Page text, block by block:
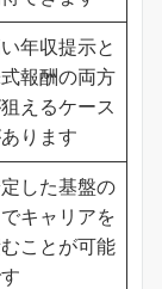
年収提示と
報酬の両方
えるケース
ります
した基盤の
キャリアを
ことが可能